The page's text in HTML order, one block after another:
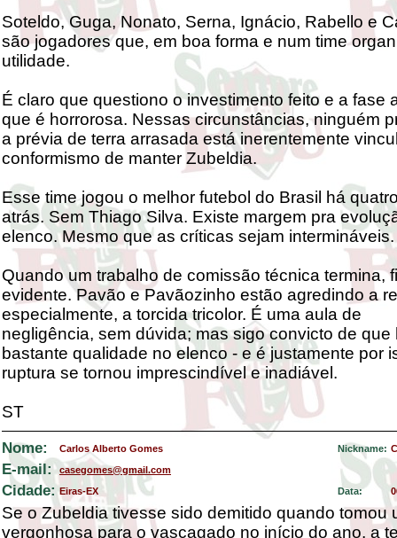
Soteldo, Guga, Nonato, Serna, Ignácio, Rabello e
são jogadores que, em boa forma e num time
utilidade.
É claro que questiono o investimento feito e a fase
que é horrorosa. Nessas circunstâncias, ninguém
a prévia de terra arrasada está inerentemente
conformismo de manter Zubeldia.
Esse time jogou o melhor futebol do Brasil há
atrás. Sem Thiago Silva. Existe margem pra
elenco. Mesmo que as críticas sejam intermináveis.
Quando um trabalho de comissão técnica termina,
evidente. Pavão e Pavãozinho estão agredindo a
especialmente, a torcida tricolor. É uma aula de
negligência, sem dúvida; mas sigo convicto de que
bastante qualidade no elenco - e é justamente por
ruptura se tornou imprescindível e inadiável.
ST
Nome: Carlos Alberto Gomes Nickname:
E-mail: casegomes@gmail.com
Cidade: Eiras-EX Data:
Se o Zubeldia tivesse sido demitido quando tomou
vergonhosa para o vascagado no início do ano, a